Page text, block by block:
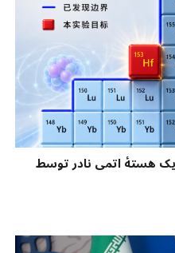
هستهٔ اتمی نادر توسط